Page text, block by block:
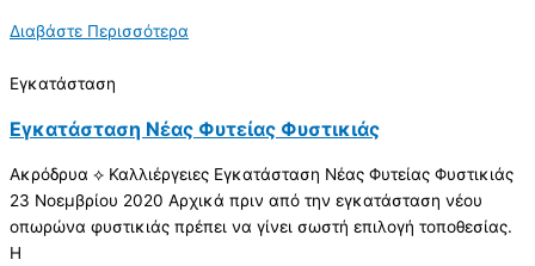
Διαβάστε Περισσότερα
Εγκατάσταση
Εγκατάσταση Νέας Φυτείας Φυστικιάς
Ακρόδρυα ⟡ Καλλιέργειες Εγκατάσταση Νέας Φυτείας Φυστικιάς
23 Νοεμβρίου 2020 Αρχικά πριν από την εγκατάσταση νέου
οπωρώνα φυστικιάς πρέπει να γίνει σωστή επιλογή τοποθεσίας.
Η